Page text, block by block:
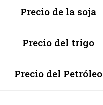
Precio de la soja
Precio del trigo
Precio del Petróleo